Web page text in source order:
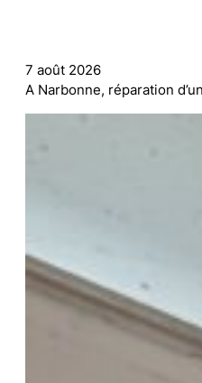
7 août 2026
A Narbonne, réparation